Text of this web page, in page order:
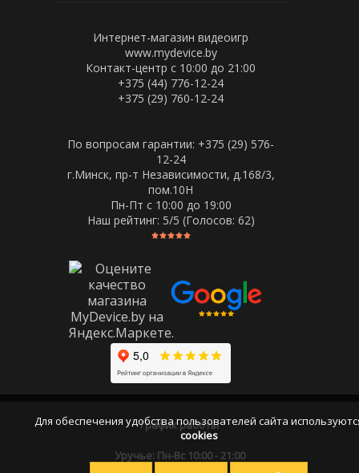
Интернет-магазин видеоигр
www.mydevice.by
Контакт-центр с 10:00 до 21:00
+375 (44) 776-12-24
+375 (29) 760-12-24
По вопросам гарантии: +375 (29) 576-
12-24
г.Минск, пр-т Независимости, д.168/3,
пом.10Н
Пн-Пт c 10:00 до 19:00
Наш рейтинг: 5/5 (Голосов: 62)
График работы
Уручье: Пн-Вс 10:00 - 21:00
Для обеспечения удобства пользователей сайта
cookies